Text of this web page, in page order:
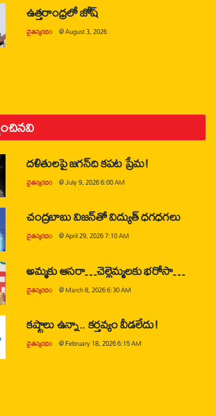
ఉత్తరాంధ్రలో జోష్
చైతన్యరధం @August 3, 2026
దళితులపై జగన్‌ది కపట ప్రేమ!
చైతన్యరధం @July 9, 2026 6:00 AM
చంద్రబాబు విజన్‌తో విద్యుత్ ధగధగలు
చైతన్యరధం @April 29, 2026 7:10 AM
అమ్మకు ఆసరా…చెల్లెమ్మలకు భరోసా…
చైతన్యరధం @March 8, 2026 6:30 AM
కష్టాలు ఉన్నా.. కర్తవ్యం వీడలేదు!
చైతన్యరధం @February 18, 2026 6:15 AM